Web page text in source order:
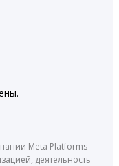
Meta Platforms
деятельность